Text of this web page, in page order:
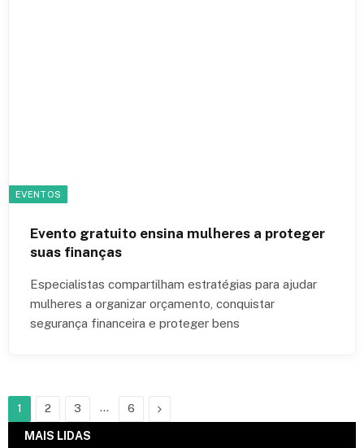
EVENTOS
Evento gratuito ensina mulheres a proteger
suas finanças
Especialistas compartilham estratégias para ajudar
mulheres a organizar orçamento, conquistar
segurança financeira e proteger bens
1 2 3 … 6 Next
MAIS LIDAS